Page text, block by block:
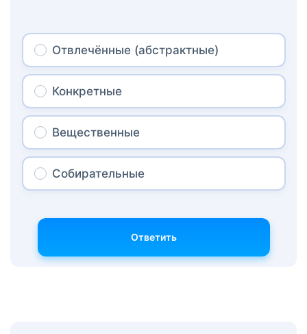
Отвлечённые (абстрактные)
Конкретные
Вещественные
Собирательные
Ответить